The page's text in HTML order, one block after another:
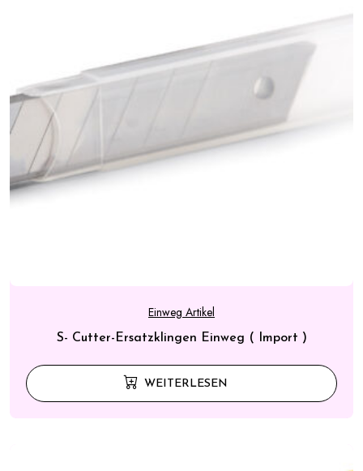
Einweg Artikel
S- Cutter-Ersatzklingen Einweg ( Import )
WEITERLESEN